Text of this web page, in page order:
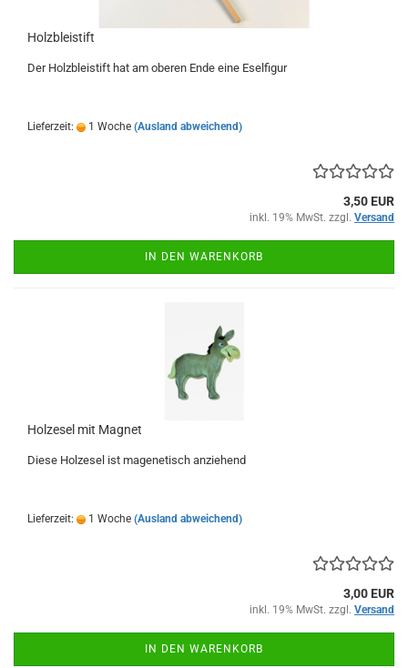
Holzbleistift
Der Holzbleistift hat am oberen Ende eine Eselfigur
Lieferzeit: 1 Woche (Ausland abweichend)
3,50 EUR
inkl. 19% MwSt. zzgl. Versand
IN DEN WARENKORB
Holzesel mit Magnet
Diese Holzesel ist magenetisch anziehend
Lieferzeit: 1 Woche (Ausland abweichend)
3,00 EUR
inkl. 19% MwSt. zzgl. Versand
IN DEN WARENKORB